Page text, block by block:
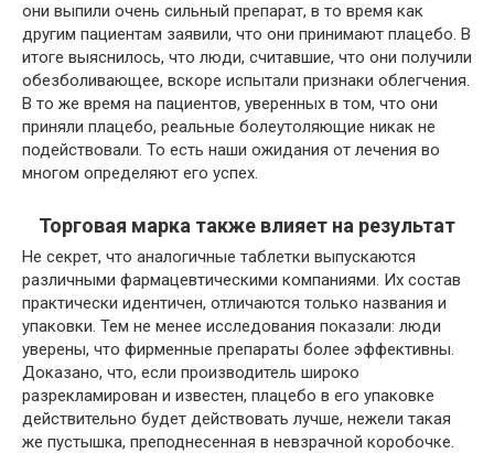
они выпили очень сильный препарат, в то время как
другим пациентам заявили, что они принимают плацебо. В
итоге выяснилось, что люди, считавшие, что они получили
обезболивающее, вскоре испытали признаки облегчения.
В то же время на пациентов, уверенных в том, что они
приняли плацебо, реальные болеутоляющие никак не
подействовали. То есть наши ожидания от лечения во
многом определяют его успех.
Торговая марка также влияет на результат
Не секрет, что аналогичные таблетки выпускаются
различными фармацевтическими компаниями. Их состав
практически идентичен, отличаются только названия и
упаковки. Тем не менее исследования показали: люди
уверены, что фирменные препараты более эффективны.
Доказано, что, если производитель широко
разрекламирован и известен, плацебо в его упаковке
действительно будет действовать лучше, нежели такая
же пустышка, преподнесенная в невзрачной коробочке.